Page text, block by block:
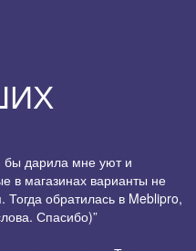
бы дарила мне уют и
в магазинах варианты не
Тогда обратилась в Meblipro,
Спасибо)”